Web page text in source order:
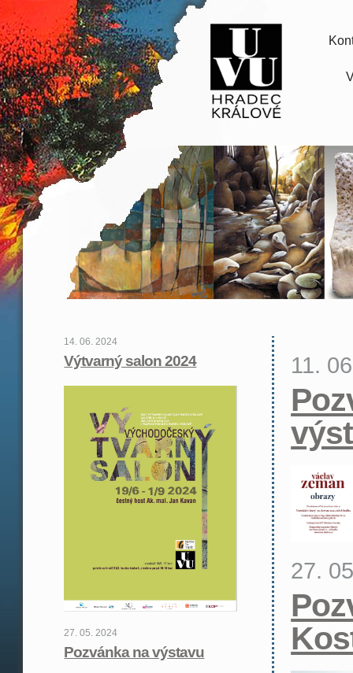
14. 06. 2024
Výtvarný salon 2024
27. 05. 2024
Pozvánka na výstavu
11.
27.